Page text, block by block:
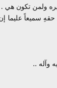
ولمن تكون هي
سميعاً عليما إن
وآله ..